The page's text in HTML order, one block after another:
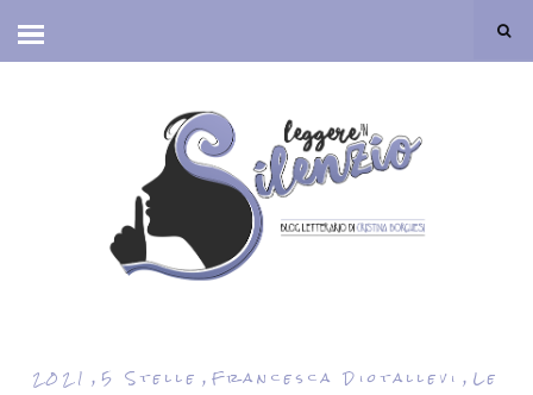
2021 , 5 Stelle , Francesca Diotallevi , Le